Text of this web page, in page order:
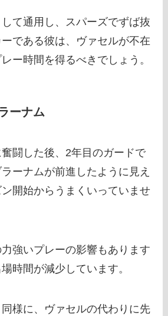
て通用し、スパーズでずば抜
である彼は、ヴァセルが不在
ー時間を得るべきでしょう。
ーナム
闘した後、2年目のガードで
ーナムが前進したように見え
開始からうまくいっていませ
強いプレーの影響もあります
時間が減少しています。
様に、ヴァセルの代わりに先